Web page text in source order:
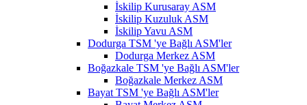
İskilip Kurusaray ASM
İskilip Kuzuluk ASM
İskilip Yavu ASM
Dodurga TSM 'ye Bağlı ASM'ler
Dodurga Merkez ASM
Boğazkale TSM 'ye Bağlı ASM'ler
Boğazkale Merkez ASM
Bayat TSM 'ye Bağlı ASM'ler